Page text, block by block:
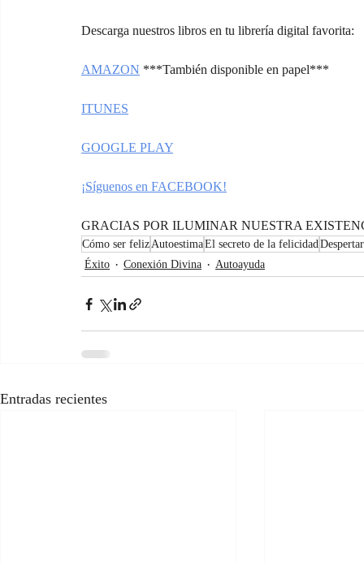
Descarga nuestros libros en tu librería digital favorita:
AMAZON ***También disponible en papel***
ITUNES
GOOGLE PLAY
¡Síguenos en FACEBOOK!
GRACIAS POR ILUMINAR NUESTRA
Cómo ser felizAutoestimaEl secreto de la felicidad
Éxito
Conexión Divina Autoayuda
Entradas recientes